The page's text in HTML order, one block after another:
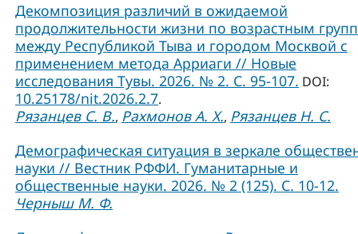
Декомпозиция различий в ожидаемой
продолжительности жизни по возрастным
между Республикой Тыва и городом Москвой с
применением метода Арриаги // Новые
исследования Тувы. 2026. № 2. С. 95-107. DOI:
10.25178/nit.2026.2.7.
Рязанцев С. В., Рахмонов А. Х., Рязанцев Н. С.
Демографическая ситуация в зеркале
науки // Вестник РФФИ. Гуманитарные и
общественные науки. 2026. № 2 (125). С. 10-12.
Черныш М. Ф.